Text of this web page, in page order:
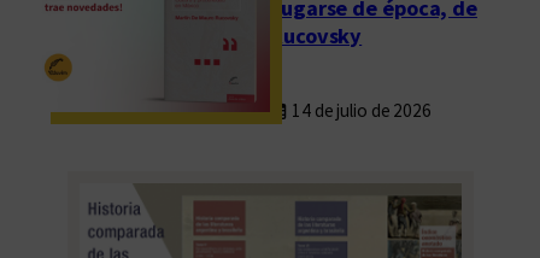
Fugarse de época, de
Rucovsky
14 de julio de 2026